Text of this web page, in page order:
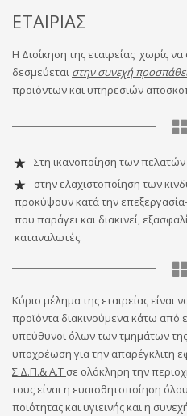
ΕΤΑΙΡΙΑΣ
Η Διοίκηση της εταιρείας χωρίς
δεσμεύεται στην συνεχή
προϊόντων και υπηρεσιών
Στη ικανοποίηση των πελατών
στην ελαχιστοποίηση των
προκύψουν κατά την
που παράγει και διακινεί,
καταναλωτές.
Κύριο μέλημα της εταιρείας
προϊόντα διακινούμενα κάτω από
υπεύθυνοι όλων των τμημάτων της
υποχρέωση για την απαρέγκλιτη
Σ.Δ.Π.& Α.Τ σε ολόκληρη την
τους είναι η ευαισθητοποίηση
ποιότητας και υγιεινής και η